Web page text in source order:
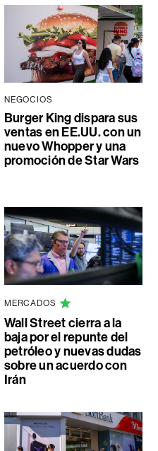
NEGOCIOS
Burger King dispara sus
ventas en EE.UU. con un
nuevo Whopper y una
promoción de Star Wars
MERCADOS
Wall Street cierra a la
baja por el repunte del
petróleo y nuevas dudas
sobre un acuerdo con
Irán